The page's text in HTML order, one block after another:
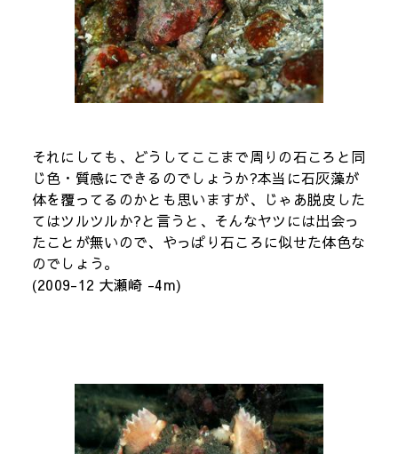
それにしても、どうしてここまで周りの石ころと同
じ色・質感にできるのでしょうか?本当に石灰藻が
体を覆ってるのかとも思いますが、じゃあ脱皮した
てはツルツルか?と言うと、そんなヤツには出会っ
たことが無いので、やっぱり石ころに似せた体色な
のでしょう。
(2009-12 大瀬崎 -4m)